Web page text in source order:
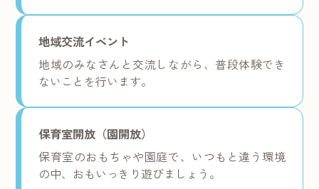
地域交流イベント
地域のみなさんと交流しながら、普段体験でき
ないことを行います。
保育室開放（園開放）
保育室のおもちゃや園庭で、いつもと違う環境
の中、おもいっきり遊びましょう。